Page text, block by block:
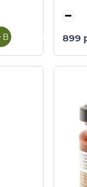
В корзину 899